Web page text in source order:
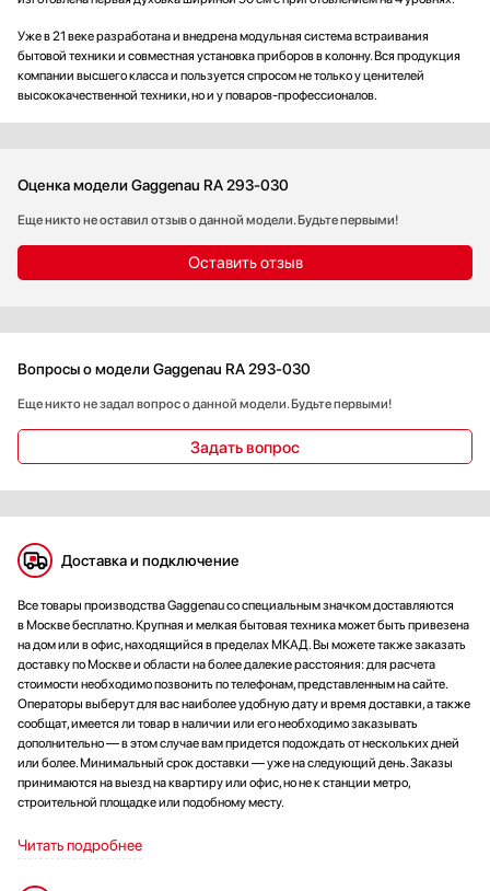
Уже в 21 веке разработана и внедрена модульная система встраивания
бытовой техники и совместная установка приборов в колонну. Вся продукция
компании высшего класса и пользуется спросом не только у ценителей
высококачественной техники, но и у поваров-профессионалов.
Оценка модели Gaggenau RA 293-030
Еще никто не оставил отзыв о данной модели. Будьте первыми!
Оставить отзыв
Вопросы о модели Gaggenau RA 293-030
Еще никто не задал вопрос о данной модели. Будьте первыми!
Задать вопрос
Доставка и подключение
Все товары производства Gaggenau со специальным значком доставляются
в Москве бесплатно. Крупная и мелкая бытовая техника может быть привезена
на дом или в офис, находящийся в пределах МКАД. Вы можете также заказать
доставку по Москве и области на более далекие расстояния: для расчета
стоимости необходимо позвонить по телефонам, представленным на сайте.
Операторы выберут для вас наиболее удобную дату и время доставки, а также
сообщат, имеется ли товар в наличии или его необходимо заказывать
дополнительно — в этом случае вам придется подождать от нескольких дней
или более. Минимальный срок доставки — уже на следующий день. Заказы
принимаются на выезд на квартиру или офис, но не к станции метро,
строительной площадке или подобному месту.
Читать подробнее